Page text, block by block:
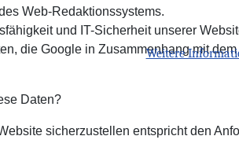
Web-Redaktionssystems.
und IT-Sicherheit unserer
die Google in Zusammenhang mit
Daten?
sicherzustellen entspricht den
Weitere